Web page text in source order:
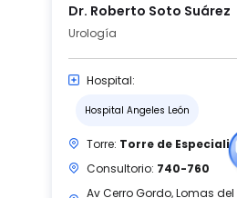
Dr. Roberto Soto Suárez
Urología
Hospital:
Hospital Angeles León
Torre: Torre de
Consultorio: 740-760
Av Cerro Gordo, Lomas